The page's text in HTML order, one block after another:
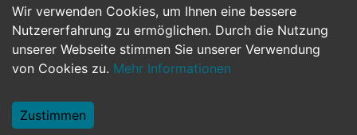
Wir verwenden Cookies, um Ihnen eine bessere
Nutzererfahrung zu ermöglichen. Durch die Nutzung
unserer Webseite stimmen Sie unserer Verwendung
von Cookies zu. Mehr Informationen
Zustimmen
Jetzt Bewerben